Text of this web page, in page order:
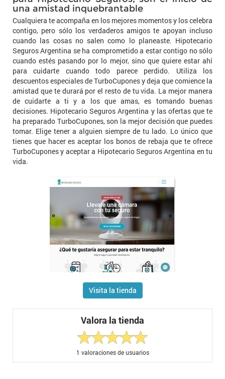
una amistad inquebrantable
Cualquiera te acompaña en los mejores momentos y los celebra
contigo, pero sólo los verdaderos amigos te apoyan incluso
cuando las cosas no salen como lo planeaste. Hipotecario
Seguros Argentina se ha comprometido a estar contigo no sólo
cuando estés pasando por lo mejor, sino que quiere estar ahí
para cuidarte cuando todo parece perdido. Utiliza los
descuentos especiales de TurboCupones y deja que comience la
amistad que te durará por el resto de tu vida. La mejor manera
de cuidarte a ti y a los que amas, es tomando buenas
decisiones. Hipotecario Seguros Argentina y las ofertas que te
ha preparado TurboCupones, son la mejor decisión que puedes
tomar. Elige tener a alguien siempre de tu lado. Lo único que
tienes que hacer es aceptar los bonos de rebaja que te ofrece
TurboCupones y aceptar a Hipotecario Seguros Argentina en tu
vida.
Visita la tienda
Valora la tienda
1 valoraciones de usuarios